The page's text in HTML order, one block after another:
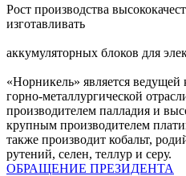
Рост производства
изготавливать
аккумуляторных блоков для
«Норникель» является
горно-металлургической
производителем палладия и
крупным производителем
также производит кобальт,
рутений, селен, теллур и серу.
ОБРАЩЕНИЕ ПРЕЗИДЕНТА